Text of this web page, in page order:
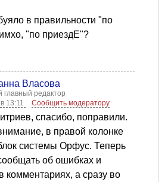
в правильности "по
"по приездЕ"?
Власова
главный редактор
13:11
Сообщить модератору
спасибо, поправили.
в правой колонке
системы Орфус. Теперь
об ошибках и
комментариях, а сразу во